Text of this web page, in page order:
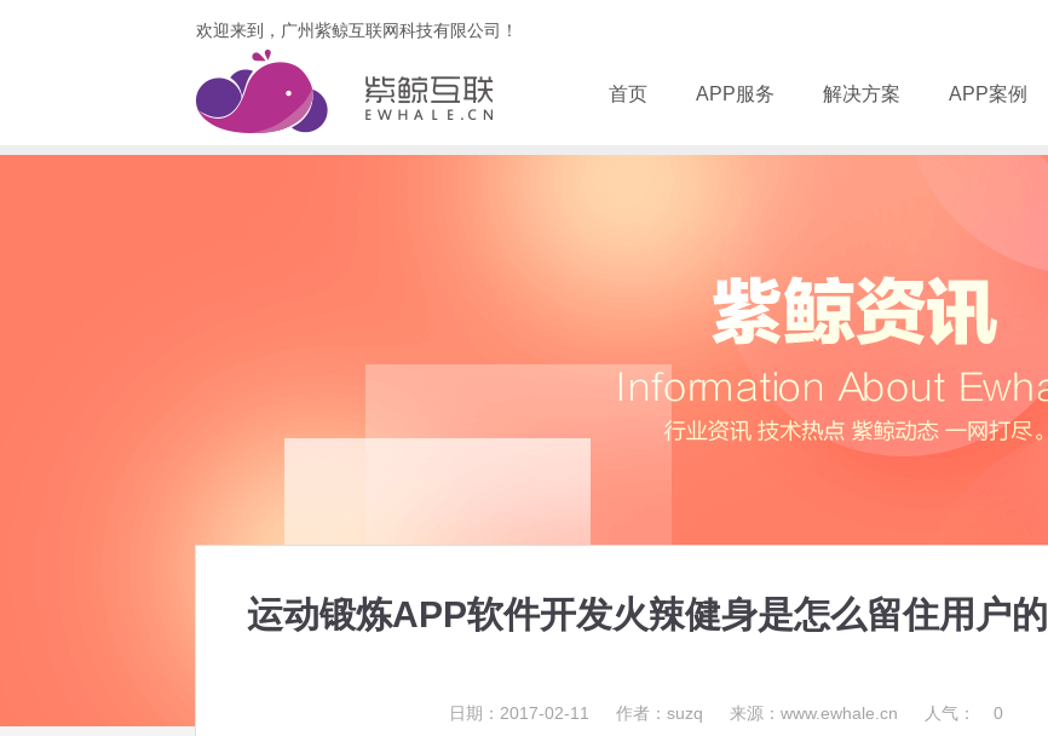
欢迎来到，广州紫鲸互联网科技有限公司！
首页 APP服务 解决方案 APP案例
运动锻炼APP软件开发火辣健身是怎么留住用户的
日期：2017-02-11 作者：suzq 来源：www.ewhale.cn 人气： 0